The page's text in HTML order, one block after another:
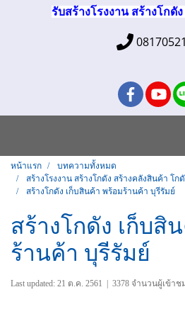
รับสร้างโรงงาน สร้างโกดัง
หน้าแรก
บทความทั้งหมด
สร้างโรงงาน สร้างโกดัง สร้างคลังสินค้า โกดั
สร้างโกดัง เก็บสินค้า พร้อมร้านค้า บุรีรัมย์
สร้างโกดัง เก็บสิ
ร้านค้า บุรีรัมย์
Last updated: 21 ต.ค. 2561 3378 จำนวนผู้เข้าช